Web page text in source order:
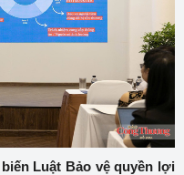
Luật Bảo vệ quyền lợi